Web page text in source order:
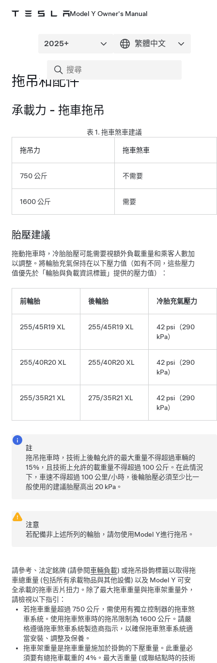
Model Y Owner's Manual
拖吊和配件
承載力 - 拖車拖吊
表 1. 拖車煞車建議
拖吊力 拖車煞車
750 公斤 不需要
1600 公斤 需要
胎壓建議
拖動拖車時，冷胎胎壓可能需要視額外負載重量和乘客人數加
以調整。將輪胎充氣保持在以下壓力值（如有不同，這些壓力
值優先於「輪胎與負載資訊標籤」提供的壓力值）：
前輪胎 後輪胎 冷胎充氣壓力
255/45R19 XL 255/45R19 XL
42 psi（290
kPa）
255/40R20 XL 255/40R20 XL
42 psi（290
kPa）
255/35R21 XL 275/35R21 XL
42 psi（290
kPa）
註
拖吊拖車時，技術上後軸允許的最大重量不得超過車輛的
15%，且技術上允許的載重量不得超過 100 公斤。在此情況
下，車速不得超過 100 公里/小時，後輪胎壓必須至少比一
般使用的建議胎壓高出 20 kPa。
注意
若配備非上述所列的輪胎，請勿使用Model Y進行拖吊。
請參考、法定銘牌 (請參閱車輛負載) 或拖吊掛鉤標籤以取得拖
車總重量 (包括所有承載物品與其他設備) 以及 Model Y 可安
全承載的拖車舌片扭力。除了最大拖車重量與拖車架重量外，
請檢視以下指引：
若拖車重量超過 750 公斤，需使用有獨立控制器的拖車煞
車系統。使用拖車煞車時的拖吊限制為 1600 公斤。請嚴
格遵循拖車煞車系統製造商指示，以確保拖車煞車系統適
當安裝、調整及保養。
拖車架重量是拖車重量施加於掛鉤的下壓重量。此重量必
須要有總拖車載重的 4%。最大舌重量 (或聯結點時的技術